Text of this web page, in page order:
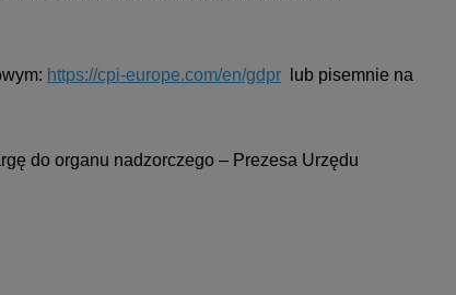
https://cpi-europe.com/en/gdpr lub pisemnie na
do organu nadzorczego – Prezesa Urzędu